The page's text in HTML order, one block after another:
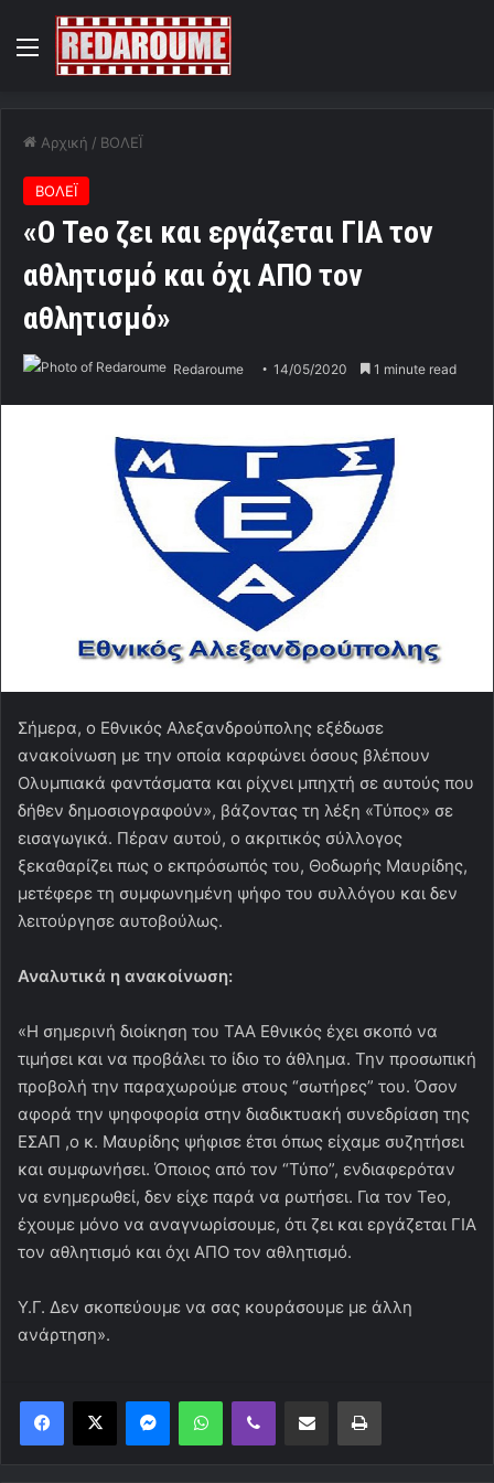
Menu
Αρχική / ΒΟΛΕΪ
ΒΟΛΕΪ
«Ο Teo ζει και εργάζεται ΓΙΑ τον
αθλητισμό και όχι ΑΠΟ τον
αθλητισμό»
Redaroume 14/05/2020 1 minute read
Σήμερα, ο Εθνικός Αλεξανδρούπολης εξέδωσε
ανακοίνωση με την οποία καρφώνει όσους βλέπουν
Ολυμπιακά φαντάσματα και ρίχνει μπηχτή σε αυτούς που
δήθεν δημοσιογραφούν», βάζοντας τη λέξη «Τύπος» σε
εισαγωγικά. Πέραν αυτού, ο ακριτικός σύλλογος
ξεκαθαρίζει πως ο εκπρόσωπός του, Θοδωρής Μαυρίδης,
μετέφερε τη συμφωνημένη ψήφο του συλλόγου και δεν
λειτούργησε αυτοβούλως.
Αναλυτικά η ανακοίνωση:
«Η σημερινή διοίκηση του ΤΑΑ Εθνικός έχει σκοπό να
τιμήσει και να προβάλει το ίδιο το άθλημα. Την προσωπική
προβολή την παραχωρούμε στους “σωτήρες” του. Όσον
αφορά την ψηφοφορία στην διαδικτυακή συνεδρίαση της
ΕΣΑΠ ,ο κ. Μαυρίδης ψήφισε έτσι όπως είχαμε συζητήσει
και συμφωνήσει. Όποιος από τον “Τύπο”, ενδιαφερόταν
να ενημερωθεί, δεν είχε παρά να ρωτήσει. Για τον Teo,
έχουμε μόνο να αναγνωρίσουμε, ότι ζει και εργάζεται ΓΙΑ
τον αθλητισμό και όχι ΑΠΟ τον αθλητισμό.
Υ.Γ. Δεν σκοπεύουμε να σας κουράσουμε με άλλη
ανάρτηση».
MessengerWhatsAppViber Κοινοποίηση μέσω ηλεκτρονικού ταχυδρομείουΕκτύπωση